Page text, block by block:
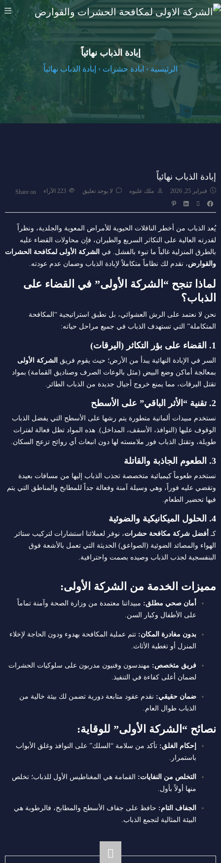
إبادة الذباب نهائياً
الرئيسية › ابادة حشرات › إبادة الذباب نهائياً
إبادة الذباب نهائياً
فبراير 25, 2026 ملك عليوه لا يوجد تعليق الآراء Share on
يُعد الذباب من أخطر الناقلات الحيوية للأمراض المعوية والجلدية، ونظراً
لقدرته العالية على التكاثر السريع والطيران، فإن محاولات القضاء عليه
بالطرق المنزلية غالباً ما تبوء بالفشل. في الشركة الأولى لمكافحة الحشرات
والقوارض، نقدم لك نظاماً متكاملاً لإبادة الذباب وضمان عدم عودته.
لماذا تنجح “الشركة الأولى” في القضاء على
الذباب؟
نحن لا نعتمد على الرش العشوائي، بل نطبق استراتيجية “المكافحة
المتكاملة” التي تستهدف الذباب في جميع مراحل حياته:
1. القضاء على بؤر التكاثر (اليرقات)
السر في الإبادة النهائية يبدأ من الأرض؛ حيث يقوم فريق الشركة الأولى
بمعالجة أماكن وضع البيض (مثل بالوعات الصرف وصناديق القمامة) بمواد
تقتل اليرقات، مما يمنع خروج أجيال جديدة من الذباب الطائر.
2. تقنية “الأثر الباقي” على الأسطح
نستخدم مبيدات ألمانية متطورة يتم رشها على الأسطح التي يفضل الذباب
الوقوف عليها (النوافذ، الأسقف، المداخل). هذه المواد تظل فعالة لفترات
طويلة، وتقتل الذباب فور ملامسته لها دون انبعاث أي روائح تزعج السكان.
3. الطعوم الجاذبة والقاتلة
نستخدم طعوماً كيميائية متخصصة تجذب الذباب إليها من مسافات بعيدة
وتقضي عليه فوراً، وهي وسيلة آمنة وفعالة جداً للمطابخ والمناطق التي يتم
فيها تحضير الطعام.
4. الحلول الميكانيكية والضوئية
كـ أفضل شركة مكافحة حشرات، نوفر لعملائنا استشارات لتركيب ستائر
الهواء والمصائد الضوئية (الصواعق) الحديثة التي تعمل بالأشعة فوق
البنفسجية لجذب الذباب وصيده بصمت واحترافية.
مميزات الخدمة من الشركة الأولى:
أمان صحي مطلق: مبيداتنا معتمدة من وزارة الصحة وآمنة تماماً
على الأطفال وكبار السن.
بدون مغادرة المكان: تتم عملية المكافحة بهدوء ودون الحاجة لإخلاء
المنزل أو تغطية الأثاث.
فريق متخصص: مهندسون وفنيون مدربون على سلوكيات الحشرات
لضمان أعلى كفاءة في التنفيذ.
ضمان حقيقي: نقدم عقود متابعة دورية تضمن لك بيئة خالية من
الذباب طوال العام.
نصائح “الشركة الأولى” للوقاية:
إحكام الغلق: تأكد من سلامة “السلك” على النوافذ وغلق الأبواب
باستمرار.
التخلص من النفايات: القمامة هي المغناطيس الأول للذباب؛ تخلص
منها أولاً بأول.
الجفاف التام: حافظ على جفاف الأسطح والمطابخ، فالرطوبة هي
البيئة المثالية لتجمع الذباب.